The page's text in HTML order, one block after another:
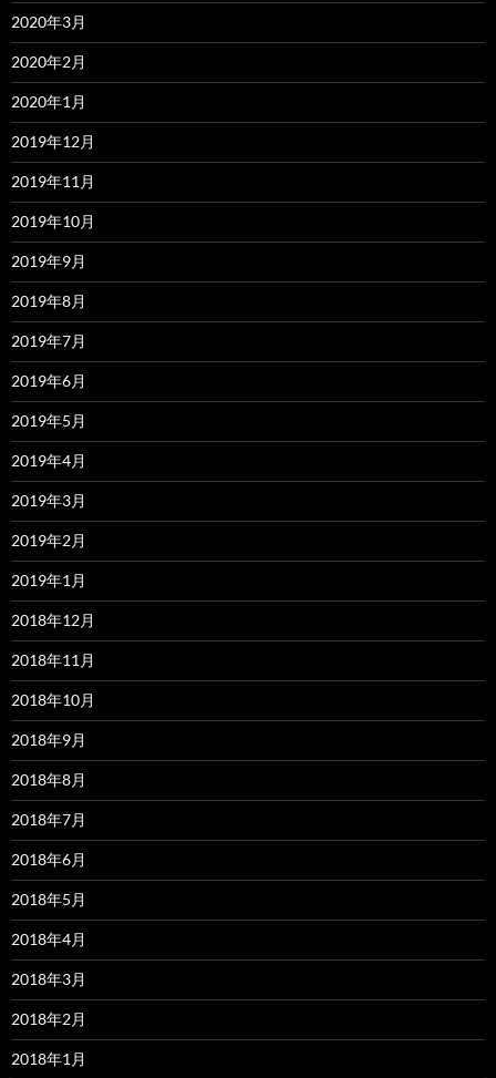
2020年3月
2020年2月
2020年1月
2019年12月
2019年11月
2019年10月
2019年9月
2019年8月
2019年7月
2019年6月
2019年5月
2019年4月
2019年3月
2019年2月
2019年1月
2018年12月
2018年11月
2018年10月
2018年9月
2018年8月
2018年7月
2018年6月
2018年5月
2018年4月
2018年3月
2018年2月
2018年1月